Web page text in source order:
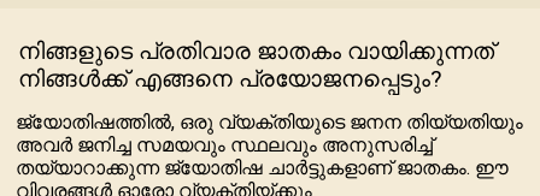
നിങ്ങളുടെ പ്രതിവാര ജാതകം വായിക്കുന്നത്
നിങ്ങൾക്ക് എങ്ങനെ പ്രയോജനപ്പെടും?
ജ്യോതിഷത്തിൽ, ഒരു വ്യക്തിയുടെ ജനന തിയ്യതിയും
അവർ ജനിച്ച സമയവും സ്ഥലവും അനുസരിച്ച്
തയ്യാറാക്കുന്ന ജ്യോതിഷ ചാർട്ടുകളാണ് ജാതകം. ഈ
വിവരങ്ങൾ ഓരോ വ്യക്തിയ്ക്കും